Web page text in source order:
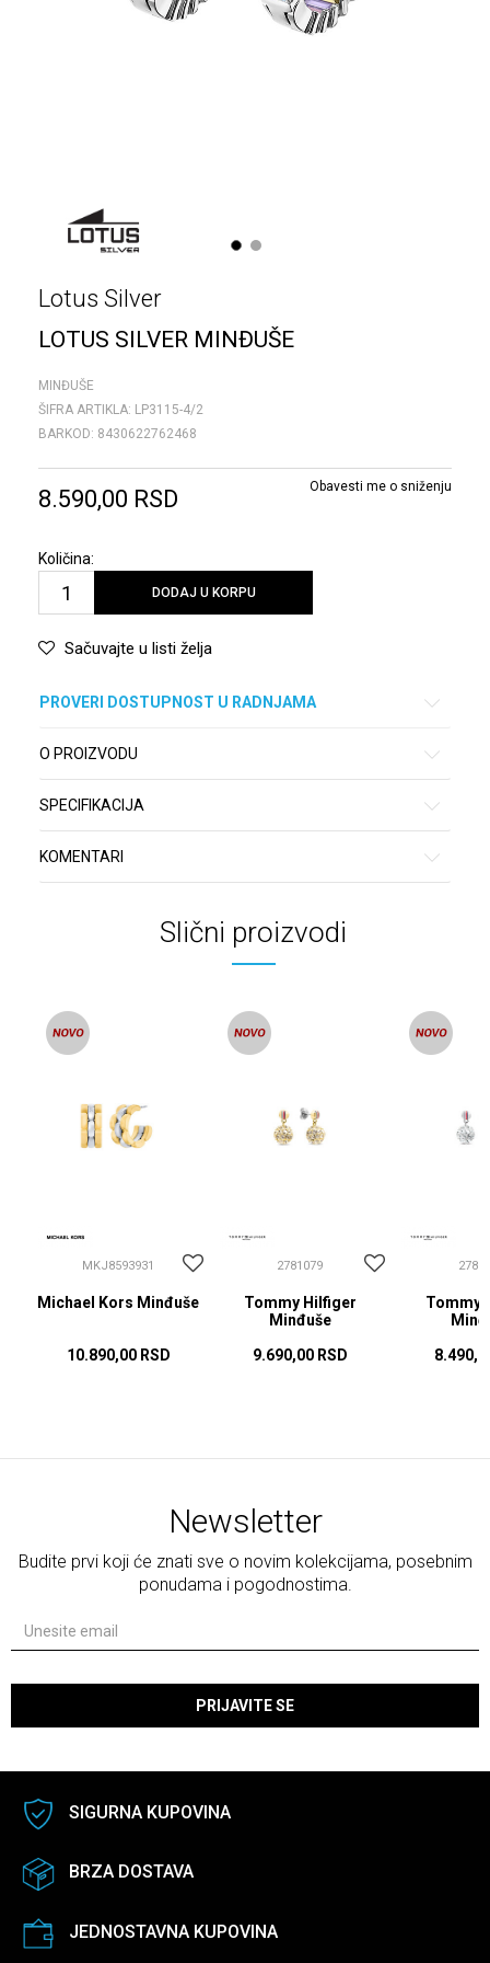
1 2
Lotus Silver
LOTUS SILVER MINĐUŠE
MINĐUŠE
ŠIFRA ARTIKLA: LP3115-4/2
BARKOD: 8430622762468
8.590,00 RSD Obavesti me o sniženju
Količina:
DODAJ U KORPU
Sačuvajte u listi želja
PROVERI DOSTUPNOST U RADNJAMA
O PROIZVODU
SPECIFIKACIJA
KOMENTARI
Slični proizvodi
MKJ8593931
Michael Kors Minđuše
10.890,00 RSD
2781079
Tommy Hilfiger
Minđuše
9.690,00 RSD
Tommy
Newsletter
Budite prvi koji će znati sve o novim kolekcijama, posebnim
ponudama i pogodnostima.
PRIJAVITE SE
SIGURNA KUPOVINA
BRZA DOSTAVA
JEDNOSTAVNA KUPOVINA